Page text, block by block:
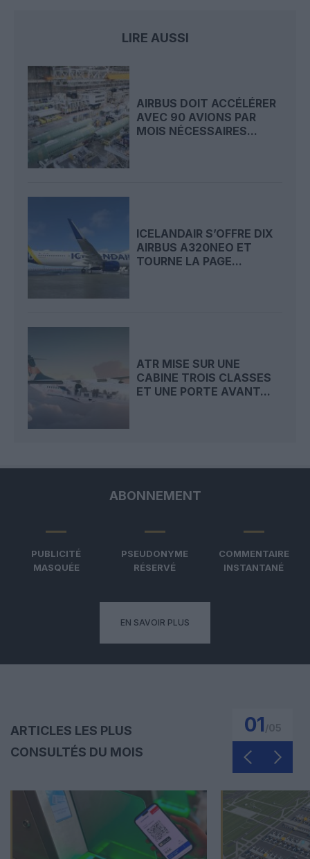
LIRE AUSSI
AIRBUS DOIT ACCÉLÉRER
AVEC 90 AVIONS PAR
MOIS NÉCESSAIRES...
ICELANDAIR S’OFFRE DIX
AIRBUS A320NEO ET
TOURNE LA PAGE...
ATR MISE SUR UNE
CABINE TROIS CLASSES
ET UNE PORTE AVANT...
ABONNEMENT
PUBLICITÉ
MASQUÉE
PSEUDONYME
RÉSERVÉ
COMMENTAIRE
INSTANTANÉ
EN SAVOIR PLUS
ARTICLES LES PLUS
CONSULTÉS DU MOIS
01